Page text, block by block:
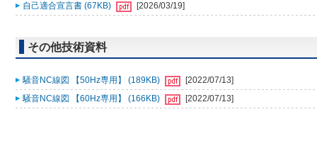
自己適合宣言書 (67KB) [2026/03/19]
その他技術資料
騒音NC線図 【50Hz専用】 (189KB)
[2022/07/13]
騒音NC線図 【60Hz専用】 (166KB)
[2022/07/13]